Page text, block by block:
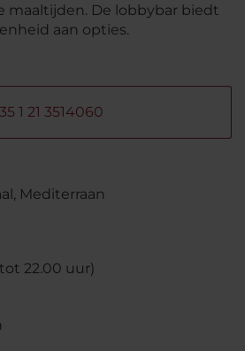
maaltijden. De lobbybar biedt
aan opties.
1 21 3514060
Mediterraan
22.00 uur)